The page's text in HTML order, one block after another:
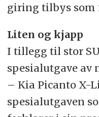
giring tilbys som
Liten og kjapp
I tillegg til stor
spesialutgave
– Kia Picanto X-
spesialutgaven